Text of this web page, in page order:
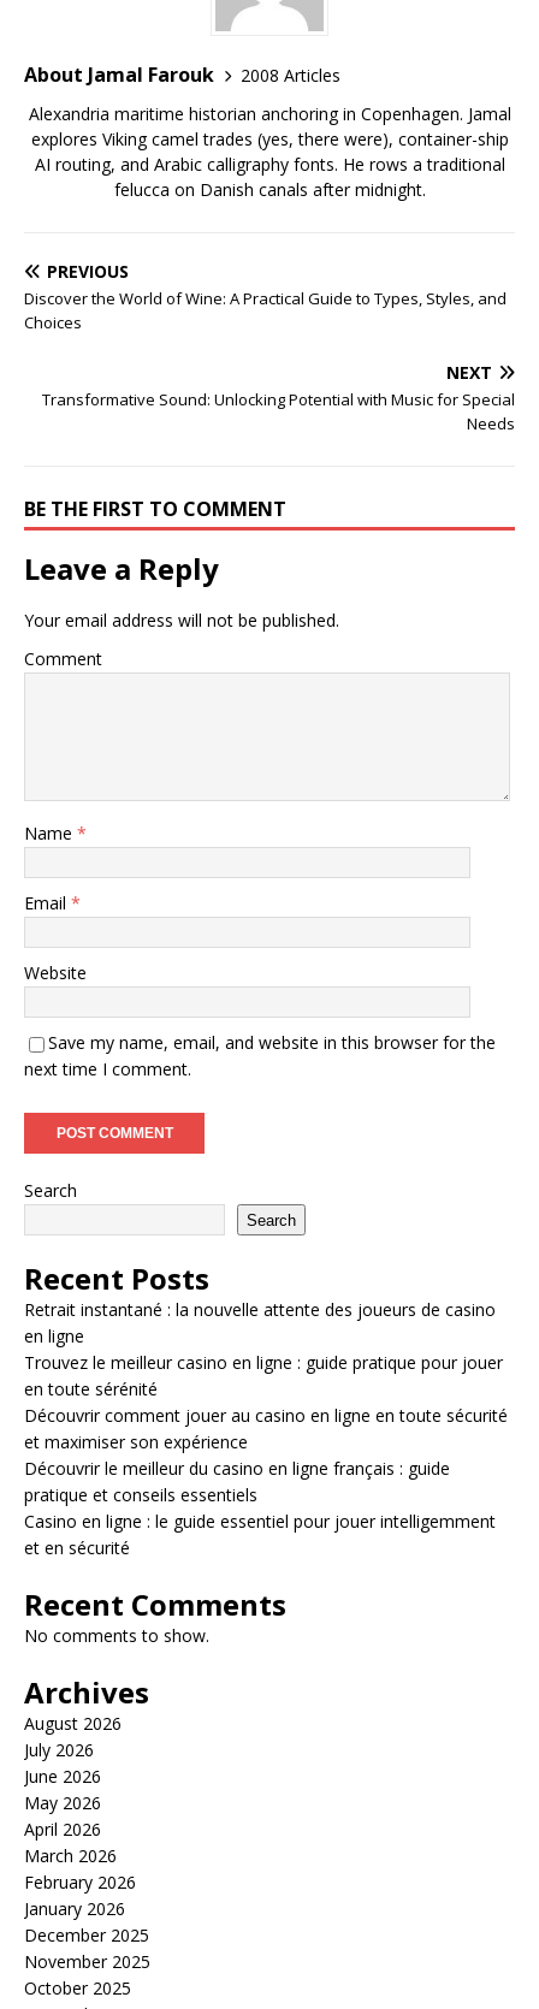
About Jamal Farouk
2008 Articles
Alexandria maritime historian anchoring in Copenhagen. Jamal
explores Viking camel trades (yes, there were), container-ship
AI routing, and Arabic calligraphy fonts. He rows a traditional
felucca on Danish canals after midnight.
PREVIOUS
Discover the World of Wine: A Practical Guide to Types, Styles, and
Choices
NEXT
Transformative Sound: Unlocking Potential with Music for Special
Needs
BE THE FIRST TO COMMENT
Leave a Reply
Your email address will not be published.
Comment
Name *
Email *
Website
Save my name, email, and website in this browser for the
next time I comment.
Search
Search
Recent Posts
Retrait instantané : la nouvelle attente des joueurs de casino
en ligne
Trouvez le meilleur casino en ligne : guide pratique pour jouer
en toute sérénité
Découvrir comment jouer au casino en ligne en toute sécurité
et maximiser son expérience
Découvrir le meilleur du casino en ligne français : guide
pratique et conseils essentiels
Casino en ligne : le guide essentiel pour jouer intelligemment
et en sécurité
Recent Comments
No comments to show.
Archives
August 2026
July 2026
June 2026
May 2026
April 2026
March 2026
February 2026
January 2026
December 2025
November 2025
October 2025